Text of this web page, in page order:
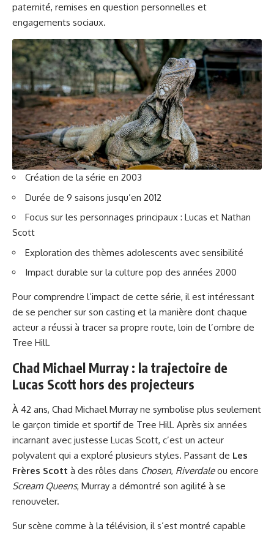
paternité, remises en question personnelles et
engagements sociaux.
Création de la série en 2003
Durée de 9 saisons jusqu’en 2012
Focus sur les personnages principaux : Lucas et Nathan
Scott
Exploration des thèmes adolescents avec sensibilité
Impact durable sur la culture pop des années 2000
Pour comprendre l’impact de cette série, il est intéressant
de se pencher sur son casting et la manière dont chaque
acteur a réussi à tracer sa propre route, loin de l’ombre de
Tree Hill.
Chad Michael Murray : la trajectoire de
Lucas Scott hors des projecteurs
À 42 ans, Chad Michael Murray ne symbolise plus seulement
le garçon timide et sportif de Tree Hill. Après six années
incarnant avec justesse Lucas Scott, c’est un acteur
polyvalent qui a exploré plusieurs styles. Passant de Les
Frères Scott à des rôles dans Chosen, Riverdaleou encore
Scream Queens, Murray a démontré son agilité à se
renouveler.
Sur scène comme à la télévision, il s’est montré capable